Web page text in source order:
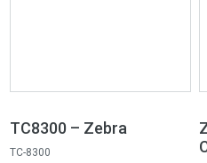
TC8300 – Zebra
TC-8300